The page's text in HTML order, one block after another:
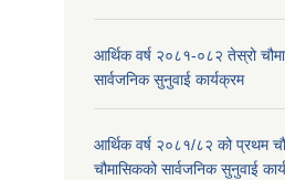
आर्थिक वर्ष २०८१-०८२ तेस्रो
सार्वजनिक सुनुवाई कार्यक्रम
आर्थिक वर्ष २०८१/८२ को प्रथम
चौमासिकको सार्वजनिक सुनुवाई